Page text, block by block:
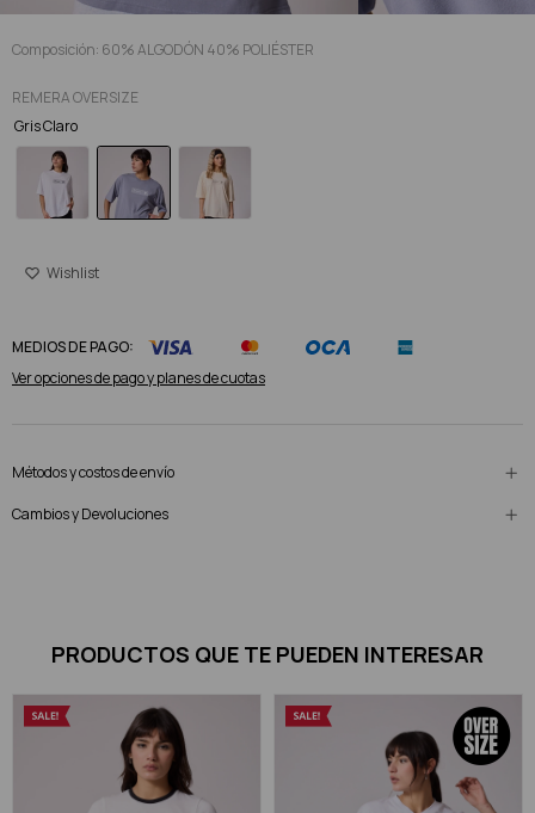
Composición: 60% ALGODÓN 40% POLIÉSTER
REMERA OVERSIZE
Gris Claro
MEDIOS DE PAGO:
Ver opciones de pago y planes de cuotas
Métodos y costos de envío
Cambios y Devoluciones
PRODUCTOS QUE TE PUEDEN INTERESAR